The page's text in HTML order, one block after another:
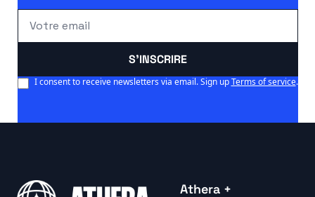
S'INSCRIRE
I consent to receive newsletters via email. Sign up Terms of service.
Athera +